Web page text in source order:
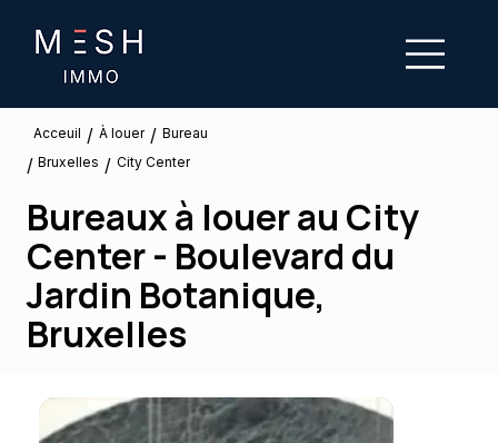
Acceuil / À louer / Bureau
/ Bruxelles / City Center
Bureaux à louer au City
Center - Boulevard du
Jardin Botanique,
Bruxelles